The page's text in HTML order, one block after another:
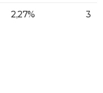
2,27% 3